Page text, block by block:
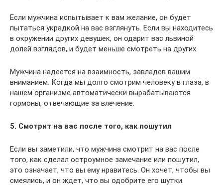
Если мужчина испытывает к вам желание, он будет
пытаться украдкой на вас взглянуть. Если вы находитесь
в окружении других девушек, он одарит вас львиной
долей взглядов, и будет меньше смотреть на других.
Мужчина надеется на взаимность, завладев вашим
вниманием. Когда мы долго смотрим человеку в глаза, в
нашем организме автоматически вырабатываются
гормоны, отвечающие за влечение.
5. Смотрит на вас после того, как пошутил
Если вы заметили, что мужчина смотрит на вас после
того, как сделал остроумное замечание или пошутил,
это означает, что вы ему нравитесь. Он хочет, чтобы вы
смеялись, и он ждет, что вы одобрите его шутки.